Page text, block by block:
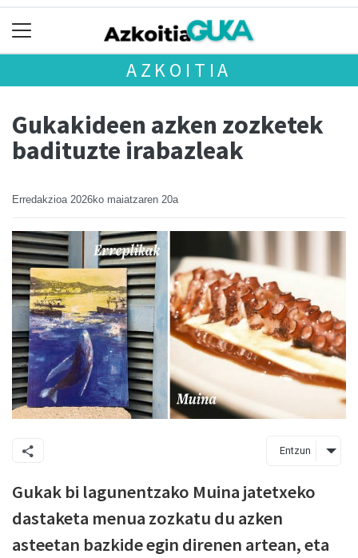
AZKOITIA
Gukakideen azken zozketek
badituzte irabazleak
Erredakzioa 2026ko maiatzaren 20a
Entzun
Gukak bi lagunentzako Muina jatetxeko
dastaketa menua zozkatu du azken
asteetan bazkide egin direnen artean, eta